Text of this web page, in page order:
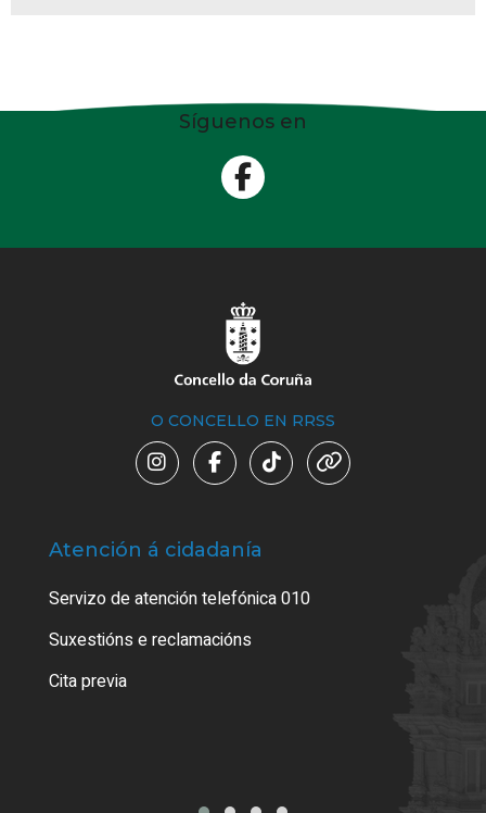
Síguenos en
O CONCELLO EN RRSS
Atención á cidadanía
Servizo de atención telefónica 010
Suxestións e reclamacións
Cita previa